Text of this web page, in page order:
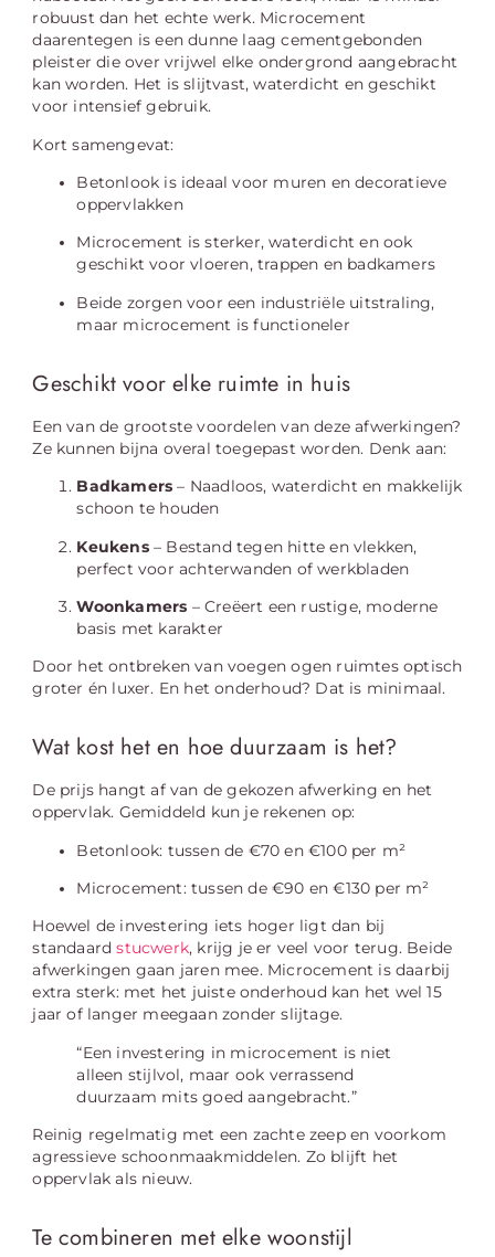
robuust dan het echte werk. Microcement
daarentegen is een dunne laag cementgebonden
pleister die over vrijwel elke ondergrond aangebracht
kan worden. Het is slijtvast, waterdicht en geschikt
voor intensief gebruik.
Kort samengevat:
Betonlook is ideaal voor muren en decoratieve
oppervlakken
Microcement is sterker, waterdicht en ook
geschikt voor vloeren, trappen en badkamers
Beide zorgen voor een industriële uitstraling,
maar microcement is functioneler
Geschikt voor elke ruimte in huis
Een van de grootste voordelen van deze afwerkingen?
Ze kunnen bijna overal toegepast worden. Denk aan:
Badkamers – Naadloos, waterdicht en makkelijk
schoon te houden
Keukens– Bestand tegen hitte en vlekken,
perfect voor achterwanden of werkbladen
Woonkamers – Creëert een rustige, moderne
basis met karakter
Door het ontbreken van voegen ogen ruimtes optisch
groter én luxer. En het onderhoud? Dat is minimaal.
Wat kost het en hoe duurzaam is het?
De prijs hangt af van de gekozen afwerking en het
oppervlak. Gemiddeld kun je rekenen op:
Betonlook: tussen de €70 en €100 per m²
Microcement: tussen de €90 en €130 per m²
Hoewel de investering iets hoger ligt dan bij
standaardstucwerk, krijg je er veel voor terug. Beide
afwerkingen gaan jaren mee. Microcement is daarbij
extra sterk: met het juiste onderhoud kan het wel 15
jaar of langer meegaan zonder slijtage.
“Een investering in microcement is niet
alleen stijlvol, maar ook verrassend
duurzaam mits goed aangebracht.”
Reinig regelmatig met een zachte zeep en voorkom
agressieve schoonmaakmiddelen. Zo blijft het
oppervlak als nieuw.
Te combineren met elke woonstijl